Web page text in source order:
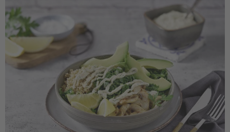
Süßspeisen
alle Süßspeisen
Obst
alle Obst
Wein & Spirituosen
alle Wein & Spirituosen
bofrost*high Protein
alle bofrost*high Protein
bofrost*plus.
alle bofrost*plus.